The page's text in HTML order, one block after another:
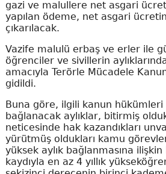
gazi ve malullere net asgari
yapılan ödeme, net asgari
çıkarılacak.
Vazife malulü erbaş ve erler ile
öğrenciler ve sivillerin
amacıyla Terörle Mücadele
gidildi.
Buna göre, ilgili kanun hükümleri
bağlanacak aylıklar, bitirmiş
neticesinde hak kazandıkları
yürütmüş oldukları kamu
yüksek aylık bağlanmasına ilişkin
kaydıyla en az 4 yıllık